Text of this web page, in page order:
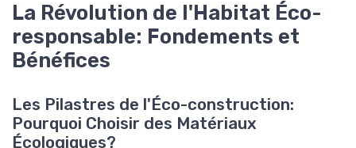
La Révolution de l'Habitat Éco-
responsable: Fondements et
Bénéfices
Les Pilastres de l'Éco-construction:
Pourquoi Choisir des Matériaux
Écologiques?